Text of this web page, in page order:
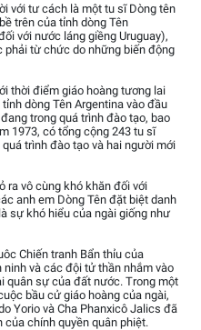
với tư cách là một tu sĩ Dòng tên
trên của tỉnh dòng Tên
với nước láng giềng Uruguay),
phải từ chức do những biến động
thời điểm giáo hoàng tương lai
dòng Tên Argentina vào đầu
trong quá trình đào tạo, bao
1973, có tổng cộng 243 tu sĩ
trình đào tạo và hai người mới
ra vô cùng khó khăn đối với
anh em Dòng Tên đặt biệt danh
sự khó hiểu của ngài giống như
Chiến tranh Bẩn thỉu của
và các đội tử thần nhắm vào
quân sự của đất nước. Trong một
bầu cử giáo hoàng của ngài,
Yorio và Cha Phanxicô Jalics đã
chính quyền quân phiệt.